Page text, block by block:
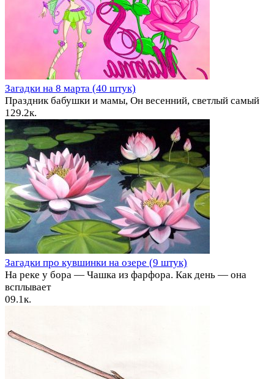
Загадки на 8 марта (40 штук)
Праздник бабушки и мамы, Он весенний, светлый самый
129.2к.
Загадки про кувшинки на озере (9 штук)
На реке у бора — Чашка из фарфора. Как день — она
всплывает
09.1к.